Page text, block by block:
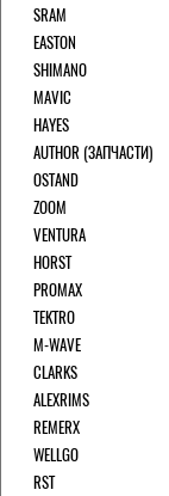
SRAM
EASTON
SHIMANO
MAVIC
HAYES
AUTHOR (ЗАПЧАСТИ)
OSTAND
ZOOM
VENTURA
HORST
PROMAX
TEKTRO
M-WAVE
CLARKS
ALEXRIMS
REMERX
WELLGO
RST